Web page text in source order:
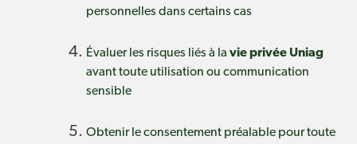
personnelles dans certains cas
Évaluer les risques liés à la vie privée Uniag
avant toute utilisation ou communication
sensible
Obtenir le consentement préalable pour toute